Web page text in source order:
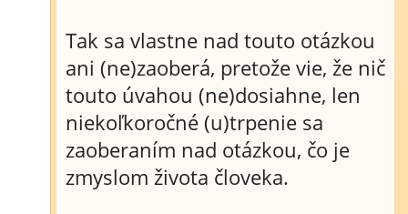
Tak sa vlastne nad touto otázkou
ani (ne)zaoberá, pretože vie, že nič
touto úvahou (ne)dosiahne, len
niekoľkoročné (u)trpenie sa
zaoberaním nad otázkou, čo je
zmyslom života človeka.